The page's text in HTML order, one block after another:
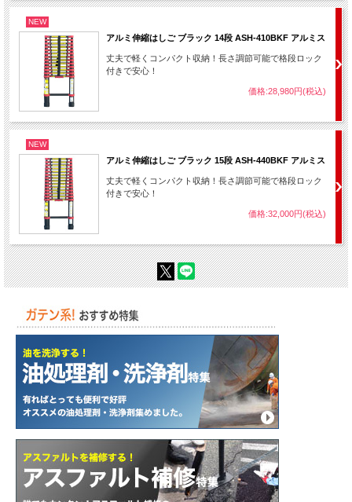
NEW
アルミ伸縮はしご ブラック 14段 ASH-410BKF アルミス
丈夫で軽くコンパクト収納！長さ調節可能で格段ロック
付きで安心！
価格:28,980円(税込)
NEW
アルミ伸縮はしご ブラック 15段 ASH-440BKF アルミス
丈夫で軽くコンパクト収納！長さ調節可能で格段ロック
付きで安心！
価格:32,000円(税込)